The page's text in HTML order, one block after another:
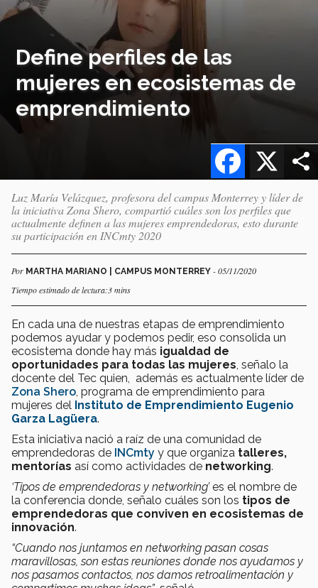
Define perfiles de las
mujeres en ecosistemas de
emprendimiento
X
Facebook
Luz María Velázquez, profesora del campus Monterrey y líder de
la iniciativa Zona Shero, compartió cuáles son los perfiles que
actualmente definen a las mujeres emprendedoras, esto durante
su participación en INCmty 2020
Por MARTHA MARIANO | CAMPUS MONTERREY - 05/11/2020
Tiempo estimado de lectura:3 mins
En cada una de nuestras etapas de emprendimiento
podemos ayudar y podemos pedir, eso consolida un
ecosistema donde hay más igualdad de
oportunidades para todas las mujeres , señalo la
docente del Tec quien, además es actualmente líder de
Zona Shero , programa de emprendimiento para
mujeres del Instituto de Emprendimiento Eugenio
Garza Lagüera.
Esta iniciativa nació a raíz de una comunidad de
emprendedoras de INCmty y que organiza talleres,
mentorías así como actividades de networking.
‘Tipos de emprendedoras y networking’es el nombre de
la conferencia donde, señalo cuáles son los tipos de
emprendedoras que conviven en ecosistemas de
innovación.
“Cuando nos juntamos en networking pasan cosas
maravillosas, son estas reuniones donde nos ayudamos y
nos pasamos contactos, nos damos retroalimentación y